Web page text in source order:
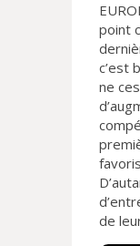
point
c’est
ne
de